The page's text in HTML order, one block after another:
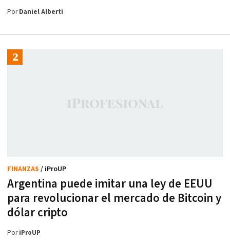
PorDaniel Alberti
Argentina puede imitar una ley de EEUU
para revolucionar el mercado de Bitcoin y
dólar cripto
FINANZAS / iProUP
PoriProUP